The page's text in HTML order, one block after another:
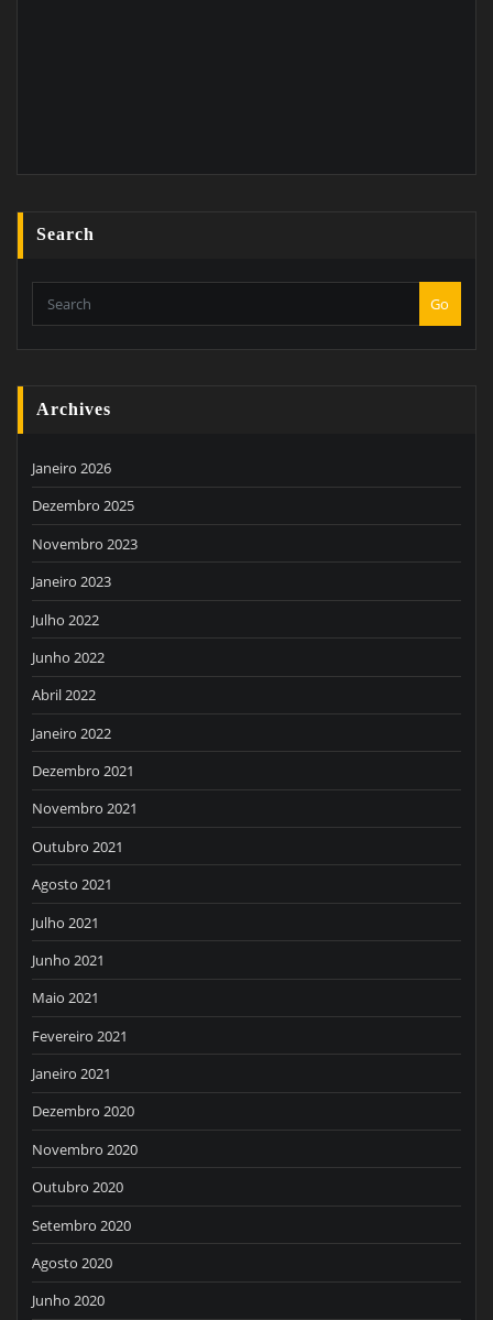
Search
Go
Archives
Janeiro 2026
Dezembro 2025
Novembro 2023
Janeiro 2023
Julho 2022
Junho 2022
Abril 2022
Janeiro 2022
Dezembro 2021
Novembro 2021
Outubro 2021
Agosto 2021
Julho 2021
Junho 2021
Maio 2021
Fevereiro 2021
Janeiro 2021
Dezembro 2020
Novembro 2020
Outubro 2020
Setembro 2020
Agosto 2020
Junho 2020